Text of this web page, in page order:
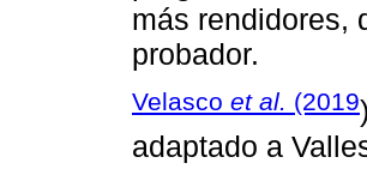
más rendidores,
probador.
Velasco et al. (2019
adaptado a